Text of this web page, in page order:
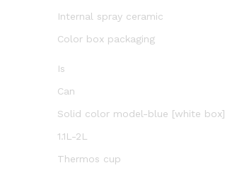
Internal spray ceramic
Color box packaging
Is
Can
Solid color model-blue [white box]
1.1L-2L
Thermos cup